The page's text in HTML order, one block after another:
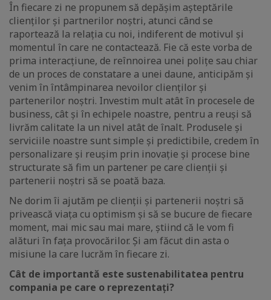
În fiecare zi ne propunem să depășim așteptările
clienților și partnerilor noștri, atunci când se
raportează la relația cu noi, indiferent de motivul și
momentul în care ne contactează. Fie că este vorba de
prima interacțiune, de reînnoirea unei polițe sau chiar
de un proces de constatare a unei daune, anticipăm și
venim în întâmpinarea nevoilor clienților și
partenerilor noștri. Investim mult atât în procesele de
business, cât și în echipele noastre, pentru a reuși să
livrăm calitate la un nivel atât de înalt. Produsele și
serviciile noastre sunt simple și predictibile, credem în
personalizare și reușim prin inovație și procese bine
structurate să fim un partener pe care clienții și
partenerii noștri să se poată baza.
Ne dorim îi ajutăm pe clienții și partenerii noștri să
privească viața cu optimism și să se bucure de fiecare
moment, mai mic sau mai mare, știind că le vom fi
alături în fața provocărilor. Și am făcut din asta o
misiune la care lucrăm în fiecare zi.
Cât de importantă este sustenabilitatea pentru
compania pe care o reprezentați?